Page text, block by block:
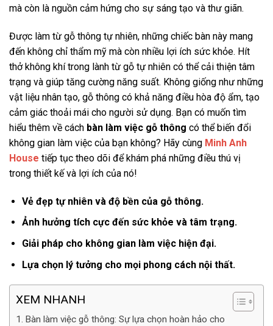
mà còn là nguồn cảm hứng cho sự sáng tạo và thư giãn.
Được làm từ gỗ thông tự nhiên, những chiếc bàn này mang
đến không chỉ thẩm mỹ mà còn nhiều lợi ích sức khỏe. Hít
thở không khí trong lành từ gỗ tự nhiên có thể cải thiện tâm
trạng và giúp tăng cường năng suất. Không giống như những
vật liệu nhân tạo, gỗ thông có khả năng điều hòa độ ẩm, tạo
cảm giác thoải mái cho người sử dụng. Bạn có muốn tìm
hiểu thêm về cách bàn làm việc gỗ thông có thể biến đổi
không gian làm việc của bạn không? Hãy cùng Minh Anh
House tiếp tục theo dõi để khám phá những điều thú vị
trong thiết kế và lợi ích của nó!
Vẻ đẹp tự nhiên và độ bền của gỗ thông.
Ảnh hưởng tích cực đến sức khỏe và tâm trạng.
Giải pháp cho không gian làm việc hiện đại.
Lựa chọn lý tưởng cho mọi phong cách nội thất.
XEM NHANH
Bàn làm việc gỗ thông: Sự lựa chọn hoàn hảo cho